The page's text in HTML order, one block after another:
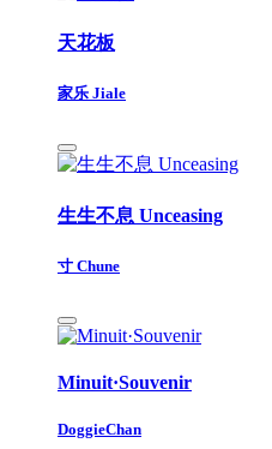
天花板
家乐 Jiale
生生不息 Unceasing
寸 Chune
Minuit·Souvenir
DoggieChan